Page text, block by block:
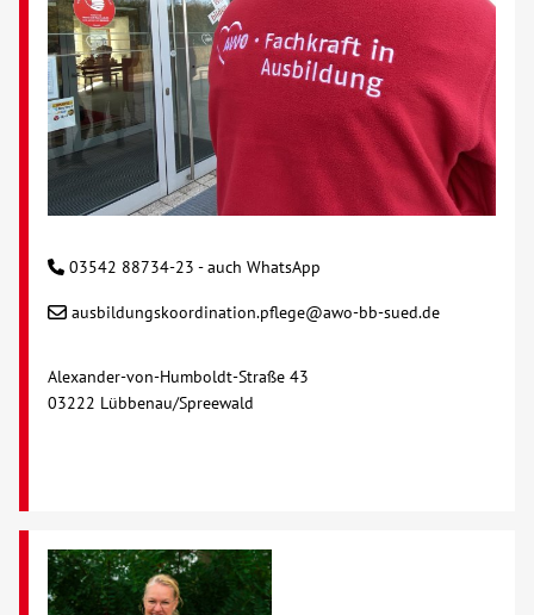
Kontakt
AWO BB Süd
03542 88734-23 - auch WhatsApp
ausbildungskoordination.pflege@awo-bb-sued.de
Alexander-von-Humboldt-Straße 43
03222 Lübbenau/Spreewald